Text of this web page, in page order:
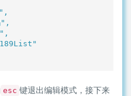
,
,
,
esc 键退出编辑模式，接下来